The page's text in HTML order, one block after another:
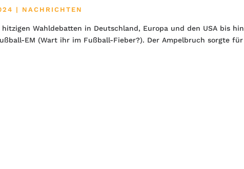
| NACHRICHTEN
Wahldebatten in Deutschland, Europa und den USA bis hin
EM (Wart ihr im Fußball-Fieber?). Der Ampelbruch sorgte für